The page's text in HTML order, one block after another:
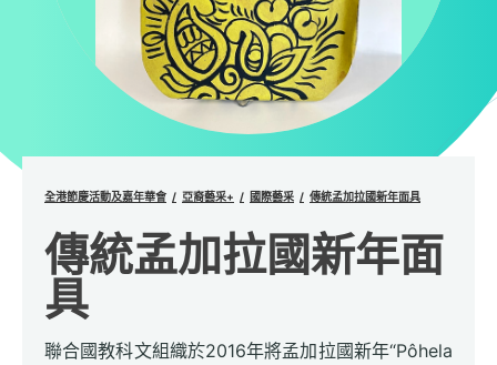
全港節慶活動及嘉年華會 亞裔藝采+ 國際藝采 傳統孟加拉國新年面具
傳統孟加拉國新年面
具
聯合國教科文組織於2016年將孟加拉國新年“Pôhela